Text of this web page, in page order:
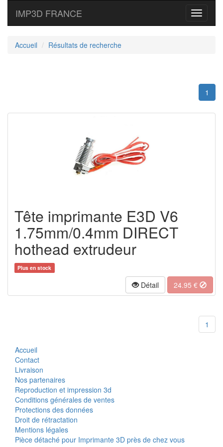
Toggle
IMP3D FRANCE
Accueil Résultats de recherche
1
Tête imprimante E3D V6
1.75mm/0.4mm DIRECT
hothead extrudeur
Plus en stock
Détail 24.95 €
1
Accueil
Contact
Livraison
Nos partenaires
Reproduction et impression 3d
Conditions générales de ventes
Protections des données
Droit de rétractation
Mentions légales
Pièce détaché pour Imprimante 3D près de chez vous